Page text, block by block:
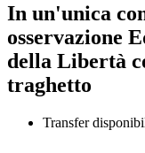
In un'unica
osservazione
della Libertà
traghetto
Transfer